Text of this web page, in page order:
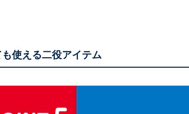
使える二役アイテム